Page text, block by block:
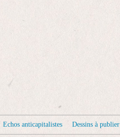
Echos anticapitalistes Dessins à publier